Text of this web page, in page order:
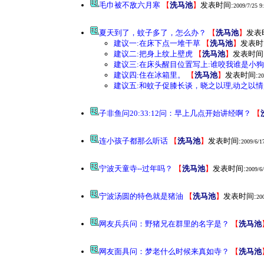
毛巾被不敌六月寒 【洗马池】 发表时间:2009/7/25
夏天到了，蚊子多了，怎么办？ 【洗马池】 发表
建议一:在床下点一堆干草
【洗马池】 发表
建议二:把身上纹上壁虎
【洗马池】 发表时
建议三:在床头醒目位置写上:谁咬我谁是小狗
建议四:住在冰箱里。
【洗马池】 发表时间:
建议五:和蚊子促膝长谈，晓之以理,动之以
子非鱼问20:33:12问：早上几点开始讲经啊？ 【
连小孩子都那么听话 【洗马池】 发表时间:2009/6/
宁波天童寺--过年吗？ 【洗马池】 发表时间:2009/
宁波汤圆的特色就是猪油 【洗马池】 发表时间:
网友兵兵问：野猪兄在群里的名字是？ 【洗马池
网友面具问：梦老什么时候来真如寺？ 【洗马池